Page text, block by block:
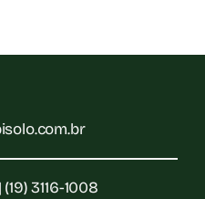
(19) 3116-1008